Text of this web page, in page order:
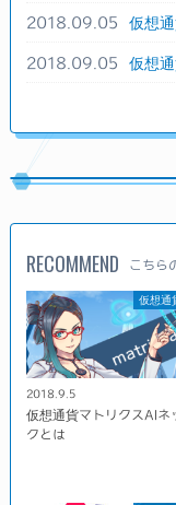
2018.09.05 仮想
2018.09.05 仮想
RECOMMEND こちら
仮想通
2018.9.5
仮想通貨マトリクスAIネ
クとは